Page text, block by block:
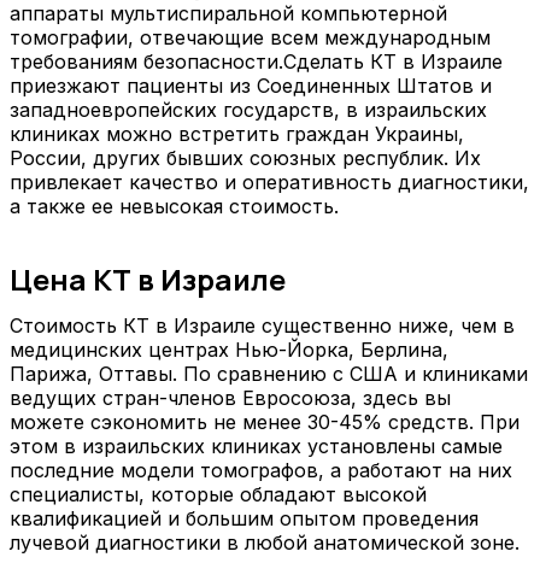
аппараты мультиспиральной компьютерной
томографии, отвечающие всем международным
требованиям безопасности.Сделать КТ в Израиле
приезжают пациенты из Соединенных Штатов и
западноевропейских государств, в израильских
клиниках можно встретить граждан Украины,
России, других бывших союзных республик. Их
привлекает качество и оперативность диагностики,
а также ее невысокая стоимость.
Цена КТ в Израиле
Стоимость КТ в Израиле существенно ниже, чем в
медицинских центрах Нью-Йорка, Берлина,
Парижа, Оттавы. По сравнению с США и клиниками
ведущих стран-членов Евросоюза, здесь вы
можете сэкономить не менее 30-45% средств. При
этом в израильских клиниках установлены самые
последние модели томографов, а работают на них
специалисты, которые обладают высокой
квалификацией и большим опытом проведения
лучевой диагностики в любой анатомической зоне.